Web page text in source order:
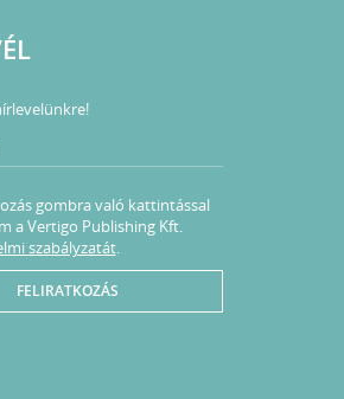
gombra való kattintással
a Vertigo Publishing Kft.
szabályzatát.
FELIRATKOZÁS